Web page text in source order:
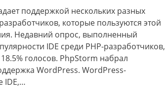
поддержкой нескольких разных
которые пользуются этой
Недавний опрос, выполненный
IDE среди PHP-разработчиков,
голосов. PhpStorm набрал
WordPress. WordPress-
IDE,…